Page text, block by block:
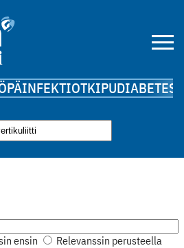
INFEKTIOTKIPUDIABETES
ensin
Relevanssin perusteella